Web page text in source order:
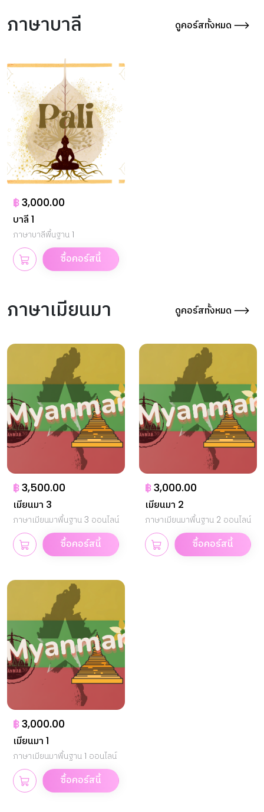
ภาษาบาลี ดูคอร์สทั้งหมด
฿3,000.00
บาลี 1
ภาษาบาลีพื้นฐาน 1
ซื้อคอร์สนี้
ภาษาเมียนมา ดูคอร์สทั้งหมด
฿3,500.00
เมียนมา 3
ภาษาเมียนมาพื้นฐาน 3 ออนไลน์
ซื้อคอร์สนี้
฿3,000.00
เมียนมา 2
ภาษาเมียนมาพื้นฐาน 2 ออนไลน์
ซื้อคอร์สนี้
฿3,000.00
เมียนมา 1
ภาษาเมียนมาพื้นฐาน 1 ออนไลน์
ซื้อคอร์สนี้